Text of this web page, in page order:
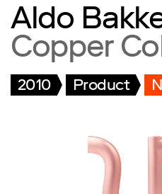
Aldo
Copper
2010 Product